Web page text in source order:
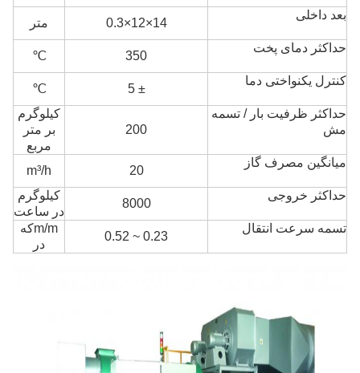
بعد داخلی
14×12×0.3
متر
حداکثر دمای پخت
350
℃
کنترل یکنواختی دما
± 5
℃
حداکثر ظرفیت بار / تسمه
مش
200
کیلوگرم
بر متر
مربع
میانگین مصرف گاز
20
m³/h
حداکثر خروجی
8000
کیلوگرم
در ساعت
تسمه سرعت انتقال
0.23 ~ 0.52
m/mکه
در